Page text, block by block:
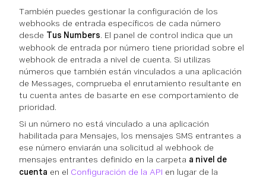
También puedes gestionar la configuración de los
webhooks de entrada específicos de cada número
desde Tus Numbers. El panel de control indica que un
webhook de entrada por número tiene prioridad sobre el
webhook de entrada a nivel de cuenta. Si utilizas
números que también están vinculados a una aplicación
de Messages, comprueba el enrutamiento resultante en
tu cuenta antes de basarte en ese comportamiento de
prioridad.
Si un número no está vinculado a una aplicación
habilitada para Mensajes, los mensajes SMS entrantes a
ese número enviarán una solicitud al webhook de
mensajes entrantes definido en la carpeta a nivel de
cuenta en el Configuración de la API en lugar de la